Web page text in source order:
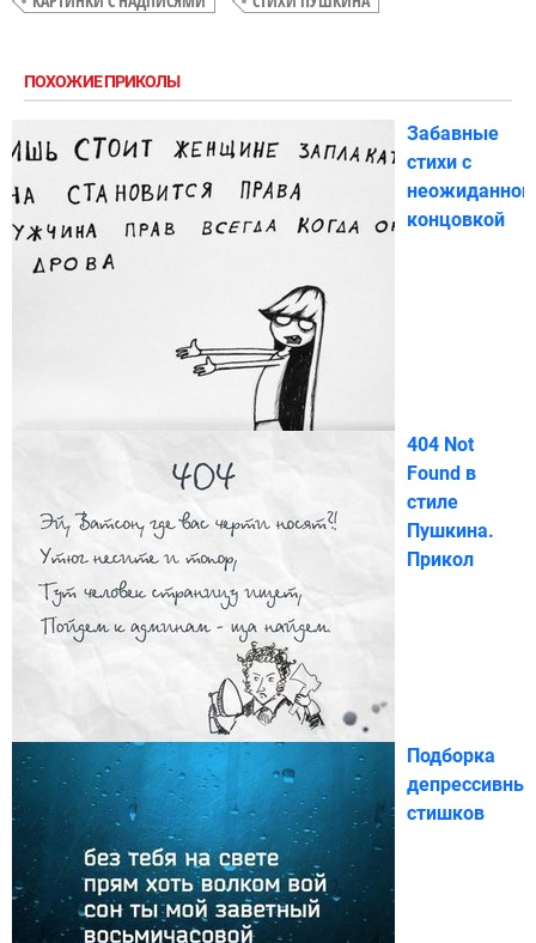
ПОХОЖИЕ ПРИКОЛЫ
Забавные
стихи с
неожиданной
концовкой
404 Not
Found в
стиле
Пушкина.
Прикол
Подборка
стишков